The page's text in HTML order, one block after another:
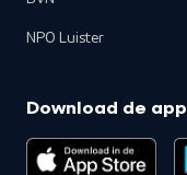
NPO Luister
Download de app